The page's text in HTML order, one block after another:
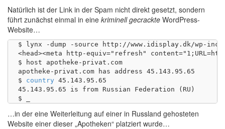
Natürlich ist der Link in der Spam nicht direkt gesetzt, sondern
führt zunächst einmal in eine kriminell gecrackte WordPress-
Website…
$ lynx -dump -source http://www.idisplay.dk/wp-
<head><meta http-equiv="refresh"
$ host apotheke-privat.com
apotheke-privat.com has address 45.143.95.65
$ country 45.143.95.65
45.143.95.65 is from Russian Federation (RU)
…in der eine Weiterleitung auf einer in Russland gehosteten
Website einer dieser „Apotheken“ platziert wurde…